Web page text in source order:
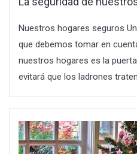
Nuestros hogares seguros
que debemos tomar en
nuestros hogares es la
evitará que los ladrones